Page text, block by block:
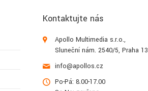
Kontaktujte nás
Apollo Multimedia s.r.o.,
Sluneční nám. 2540/5, Praha 13
info@apollos.cz
Po-Pá: 8.00-17.00